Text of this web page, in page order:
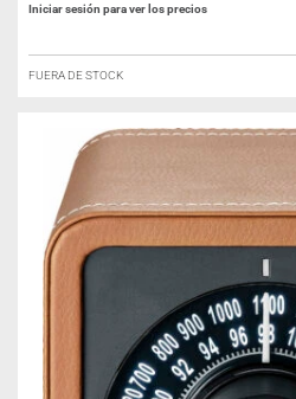
Iniciar sesión para ver los precios
FUERA DE STOCK